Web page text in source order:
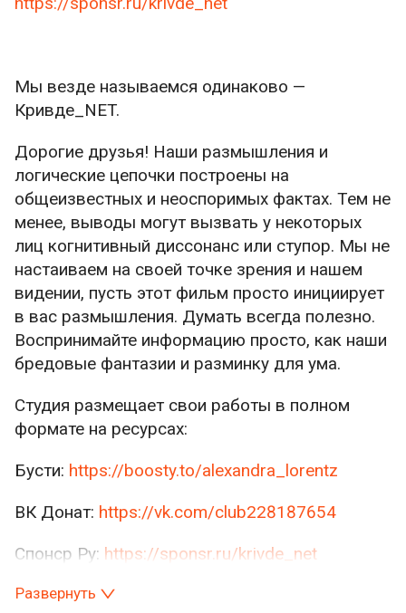
Мы везде называемся одинаково —
Кривде_NET.
Дорогие друзья! Наши размышления и
логические цепочки построены на
общеизвестных и неоспоримых фактах. Тем не
менее, выводы могут вызвать у некоторых
лиц когнитивный диссонанс или ступор. Мы не
настаиваем на своей точке зрения и нашем
видении, пусть этот фильм просто инициирует
в вас размышления. Думать всегда полезно.
Воспринимайте информацию просто, как наши
бредовые фантазии и разминку для ума.
Студия размещает свои работы в полном
формате на ресурсах:
Бусти: https://boosty.to/alexandra_lorentz
ВК Донат: https://vk.com/club228187654
Спонср Ру: https://sponsr.ru/krivde_net
Развернуть